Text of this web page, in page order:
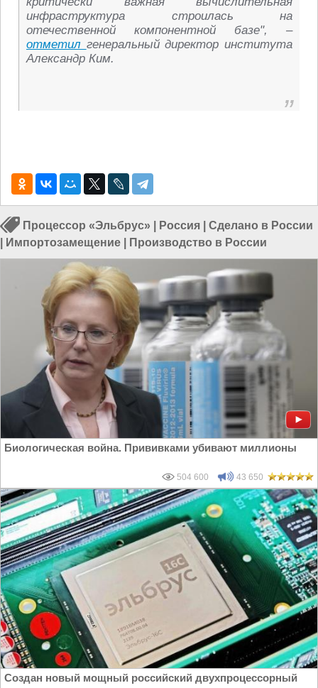
инфраструктура строилась на
отечественной компонентной базе", –
отметил генеральный директор института
Александр Ким.
Процессор «Эльбрус» Россия
Сделано в России
Импортозамещение Производство в России
Биологическая война. Прививками убивают миллионы
504 600 43 650
Создан новый мощный российский двухпроцессорный